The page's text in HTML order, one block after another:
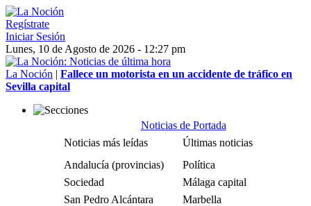
Regístrate
Iniciar Sesión
Lunes, 10 de Agosto de 2026 - 12:27 pm
La Noción | Fallece un motorista en un accidente de tráfico en
Sevilla capital
Noticias de Portada
Noticias más leídas
Últimas noticias
Andalucía (provincias)
Política
Sociedad
Málaga capital
San Pedro Alcántara
Marbella